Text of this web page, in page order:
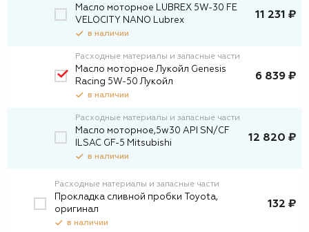
Масло моторное LUBREX 5W-30 FE
VELOCITY NANO Lubrex
в наличии
11 231 ₽
Расходные материалы и запасные части
Масло моторное Лукойл Genesis
Racing 5W-50 Лукойл
в наличии
6 839 ₽
Расходные материалы и запасные части
Масло моторное,5w30 API SN/CF
ILSAC GF-5 Mitsubishi
в наличии
12 820 ₽
Расходные материалы и запасные части
Прокладка сливной пробки Toyota,
оригинал
в наличии
132 ₽